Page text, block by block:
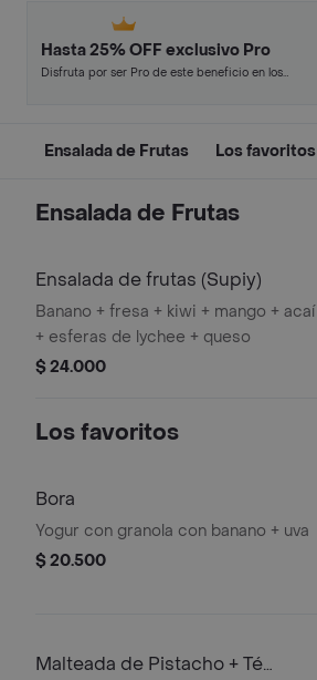
Hasta 25% OFF exclusivo Pro
Disfruta por ser Pro de este beneficio en los
Ensalada de Frutas Los favoritos
Ensalada de Frutas
Ensalada de frutas (Supiy)
Banano + fresa + kiwi + mango + acaí
+ esferas de lychee + queso
$ 24.000
Los favoritos
Bora
Yogur con granola con banano + uva
$ 20.500
Malteada de Pistacho + Té